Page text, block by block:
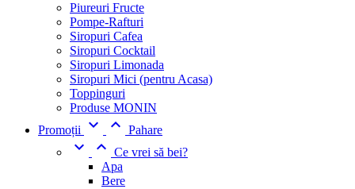
Piureuri Fructe
Pompe-Rafturi
Siropuri Cafea
Siropuri Cocktail
Siropuri Limonada
Siropuri Mici (pentru Acasa)
Toppinguri
Produse MONIN
Promoții
  Pahare
  Ce vrei să bei?
Apa
Bere